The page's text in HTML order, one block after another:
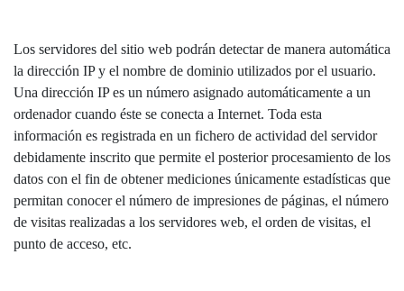
Los servidores del sitio web podrán detectar de manera automática
la dirección IP y el nombre de dominio utilizados por el usuario.
Una dirección IP es un número asignado automáticamente a un
ordenador cuando éste se conecta a Internet. Toda esta
información es registrada en un fichero de actividad del servidor
debidamente inscrito que permite el posterior procesamiento de los
datos con el fin de obtener mediciones únicamente estadísticas que
permitan conocer el número de impresiones de páginas, el número
de visitas realizadas a los servidores web, el orden de visitas, el
punto de acceso, etc.